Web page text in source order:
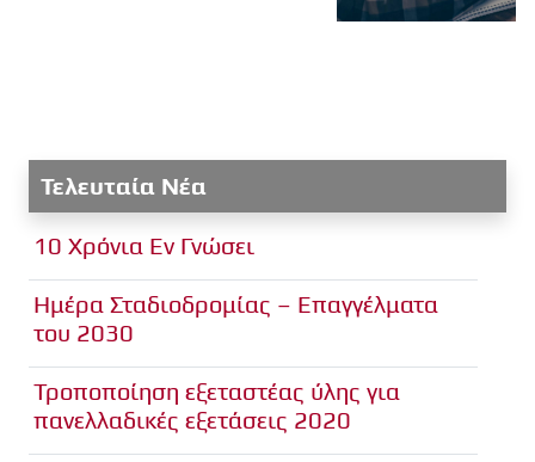
Τελευταία Νέα
10 Χρόνια Εν Γνώσει
Ημέρα Σταδιοδρομίας – Επαγγέλματα
του 2030
Τροποποίηση εξεταστέας ύλης για
πανελλαδικές εξετάσεις 2020